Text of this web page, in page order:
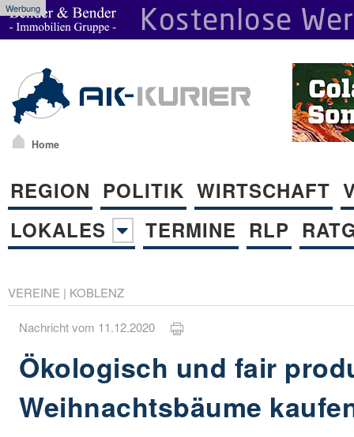
Werbung
Home
REGION POLITIK WIRTSCHAFT
LOKALES
TERMINE RLP
VEREINE | KOBLENZ
Nachricht vom 11.12.2020
Ökologisch und fair
Weihnachtsbäume